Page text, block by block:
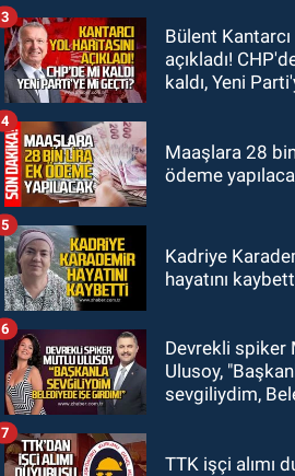
ihtiyaç var
GÜNDEM
21:50Yoldan çıktı karşı
şeride fırladı:
Bülent Kantarcı
açıkladı!
kaldı, Yeni
3
Maaşlara 28
ödeme
4
Kadriye
hayatını
5
Devrekli spiker
Ulusoy,
sevgiliydim,
6
TTK işçi alımı
7